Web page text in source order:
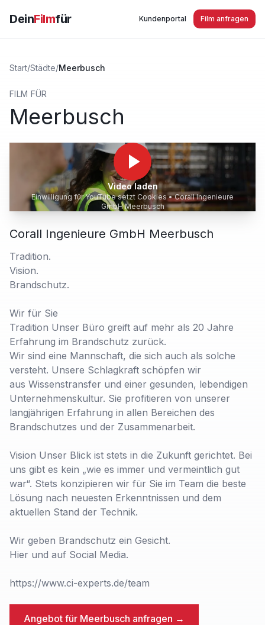
DeinFilmfür Kundenportal Film anfragen
Start/Städte/Meerbusch
FILM FÜR
Meerbusch
Video laden
Einwilligung für YouTube setzt Cookies •Corall Ingenieure
GmbH Meerbusch
Corall Ingenieure GmbH Meerbusch
Tradition.
Vision.
Brandschutz.
Wir für Sie
Tradition Unser Büro greift auf mehr als 20 Jahre
Erfahrung im Brandschutz zurück.
Wir sind eine Mannschaft, die sich auch als solche
versteht. Unsere Schlagkraft schöpfen wir
aus Wissenstransfer und einer gesunden, lebendigen
Unternehmenskultur. Sie profitieren von unserer
langjährigen Erfahrung in allen Bereichen des
Brandschutzes und der Zusammenarbeit.
Vision Unser Blick ist stets in die Zukunft gerichtet. Bei
uns gibt es kein „wie es immer und vermeintlich gut
war“. Stets konzipieren wir für Sie im Team die beste
Lösung nach neuesten Erkenntnissen und dem
aktuellen Stand der Technik.
Wir geben Brandschutz ein Gesicht.
Hier und auf Social Media.​
https://www.ci-experts.de/team
Angebot für Meerbusch anfragen →